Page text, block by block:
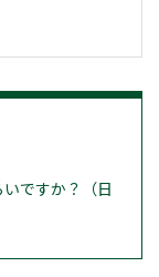
ですか？（日